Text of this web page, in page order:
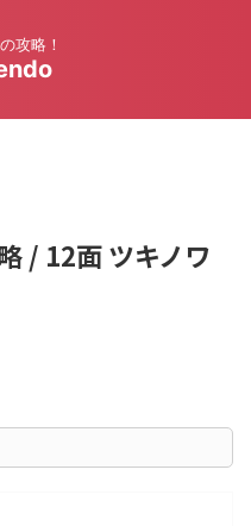
攻略！
/ 12面 ツキノワ